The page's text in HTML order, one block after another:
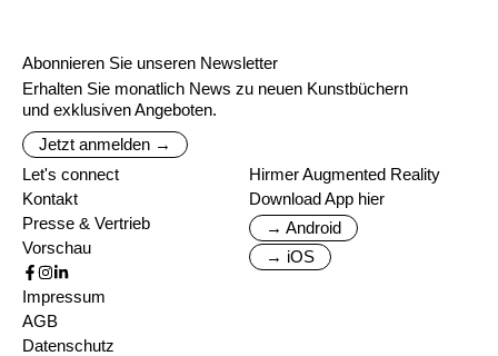
Abonnieren Sie unseren Newsletter
Erhalten Sie monatlich News zu neuen Kunstbüchern
und exklusiven Angeboten.
Jetzt anmelden →
Let's connect
Kontakt
Presse & Vertrieb
Vorschau
Hirmer Augmented Reality
Download App hier
→ Android
→ iOS
Impressum
AGB
Datenschutz